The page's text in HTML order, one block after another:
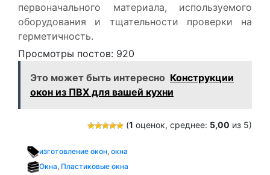
первоначального материала, используемого
оборудования и тщательности проверки на
герметичность.
Просмотры постов: 920
Это может быть интересно Конструкции
окон из ПВХ для вашей кухни
(1 оценок, среднее: 5,00 из 5)
изготовление окон, окна
Окна, Пластиковые окна